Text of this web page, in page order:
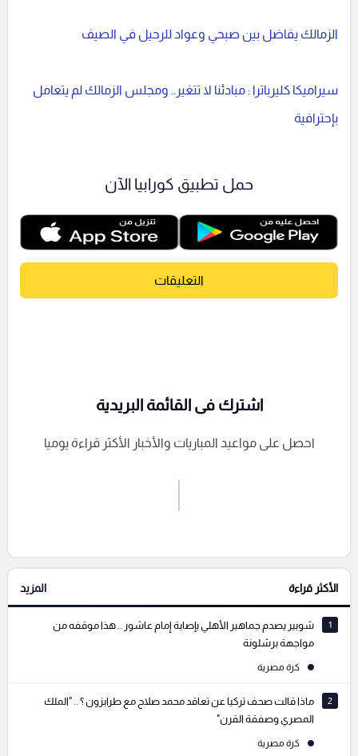
الزمالك يفاضل بين صبحي وعواد للرحيل في الصيف
سيراميكا كليرباترا : مبادئنا لا تتغير.. ومجلس الزمالك لم يتعامل
بإحترافية
حمل تطبيق كورابيا الآن
التعليقات
إرسال تعليق
التعليقات السابقة
اشترك فى القائمة البريدية
احصل على مواعيد المباريات والأخبار الأكثر قراءة يوميا
الأكثر قراءة المزيد
1
شوبير يصدم جماهير الأهلي بإصابة إمام عاشور .. هذا موقفه من
مواجهة برشلونة
كرة مصرية
2
ماذا قالت صحف تركيا عن تعاقد محمد صلاح مع طرابزون ؟ .. "الملك
المصري وصفقة القرن"
كرة مصرية